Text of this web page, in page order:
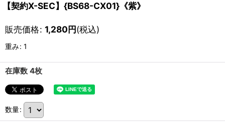
【契約X-SEC】{BS68-CX01}《紫》
販売価格: 1,280円(税込)
重み: 1
在庫数 4枚
数量: